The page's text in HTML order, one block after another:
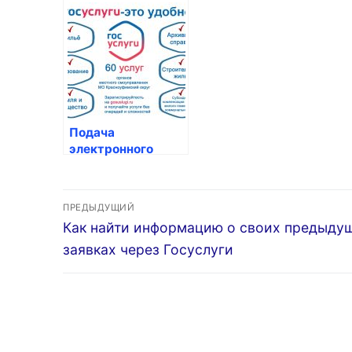
Подача
электронного
состоянии
здоровья
Навигация
по
записям
ПРЕДЫДУЩИЙ
Предыдущая
запись:
Как найти информацию о своих
заявках через Госуслуги